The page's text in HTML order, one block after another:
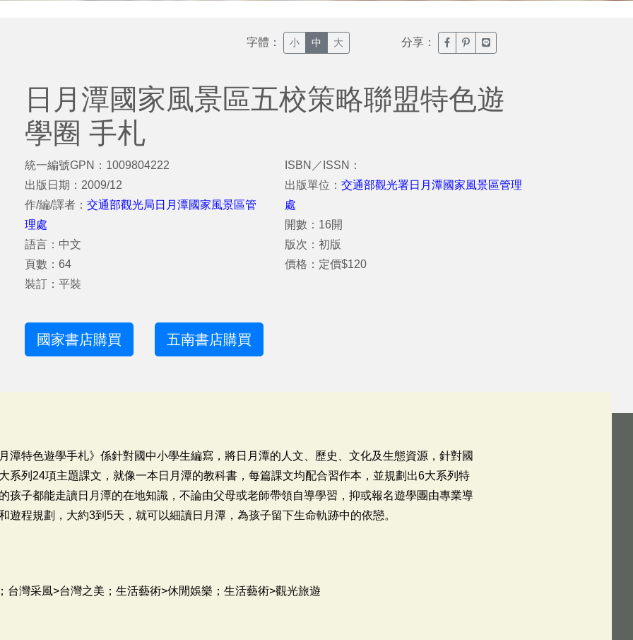
字體： 小 中 大 分享： 臉書分享(另開新視窗)
噗浪分享(另開新視窗)
Line分享(另開新視窗)
日月潭國家風景區五校策略聯盟特色遊
學圈 手札
統一編號GPN：1009804222
出版日期：2009/12
作/編/譯者： 交通部觀光局日月潭國家風景區管
理處
語言：中文
頁數：64
裝訂：平裝
ISBN／ISSN：
出版單位：交通部觀光署日月潭國家風景區管理
處
開數：16開
版次：初版
價格：定價$120
國家書店購買 五南書店購買
潭特色遊學手札》係針對國中小學生編寫，將日月潭的人文、歷史、文化及生態資源，針對國
系列24項主題課文，就像一本日月潭的教科書，每篇課文均配合習作本，並規劃出6大系列特
孩子都能走讀日月潭的在地知識，不論由父母或老師帶領自導學習，抑或報名遊學團由專業導
遊程規劃，大約3到5天，就可以細讀日月潭，為孩子留下生命軌跡中的依戀。
台灣采風>台灣之美；生活藝術>休閒娛樂；生活藝術>觀光旅遊